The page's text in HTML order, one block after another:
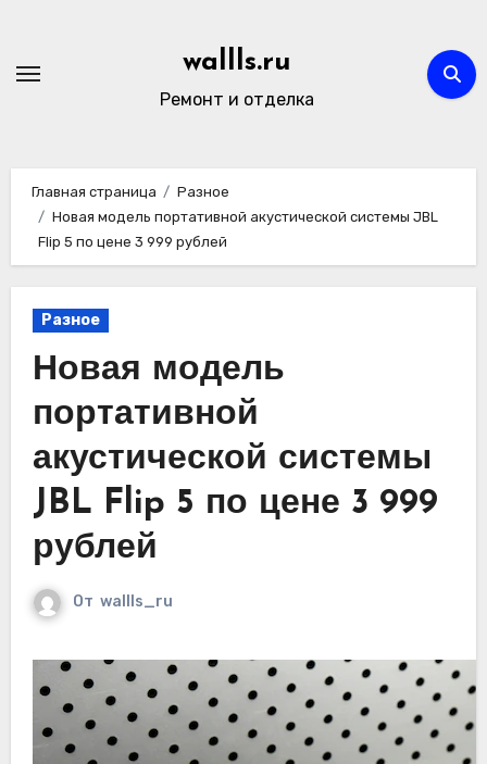
содержимому
wallls.ru
Ремонт и отделка
Главная страница
Разное
Новая модель портативной акустической системы JBL
Flip 5 по цене 3 999 рублей
Разное
Новая модель
портативной
акустической системы
JBL Flip 5 по цене 3 999
рублей
От wallls_ru